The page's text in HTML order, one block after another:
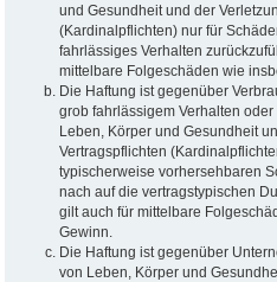
und Gesundheit und der
(Kardinalpflichten) nur für
fahrlässiges Verhalten
mittelbare Folgeschäden wie
Die Haftung ist gegenüber
grob fahrlässigem Verhalten
Leben, Körper und Gesundheit
Vertragspflichten
typischerweise vorhersehbaren
nach auf die vertragstypischen
gilt auch für mittelbare
Gewinn.
Die Haftung ist gegenüber
von Leben, Körper und